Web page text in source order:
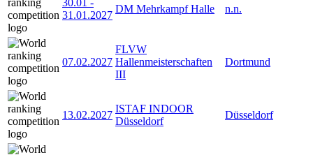
30.01 -
31.01.2027
DM Mehrkampf Halle n.n.
07.02.2027
FLVW
Hallenmeisterschaften
III
Dortmund
13.02.2027
ISTAF INDOOR
Düsseldorf
Düsseldorf